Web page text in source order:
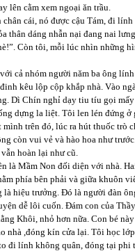
lên cằm xem ngoại ăn trầu.
cái, nó được cậu Tám, đi
thân dáng nhẫn nại đang nai
Còn tôi, mỗi lúc nhìn những
cả nhóm người năm ba ông lính
kêu lộp cộp khắp nhà. Vào
Dì Chín nghỉ dạy tiu tíu gọi
dựng la liệt. Tôi len lén đứng ở
trên đó, lúc ra hút thuốc trò
còn vui vẻ và hào hoa như
hoàn lại như cũ.
là Mầm Non đối diện với nhà.
phía bên phải và giữa khuôn
hiệu trưởng. Đó là người đàn
dễ lôi cuốn. Đám con của
Khôi, nhỏ hơn nữa. Con bé
nhà ,đóng kín cửa lại. Tôi học
đi lính không quân, đóng tại phi